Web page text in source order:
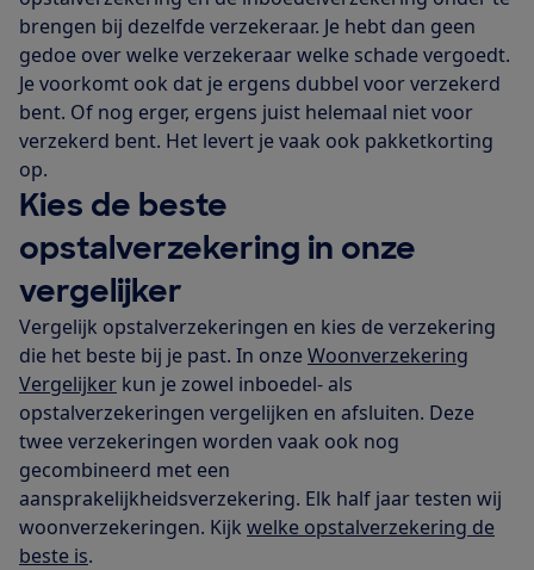
brengen bij dezelfde verzekeraar. Je hebt dan geen
gedoe over welke verzekeraar welke schade vergoedt.
Je voorkomt ook dat je ergens dubbel voor verzekerd
bent. Of nog erger, ergens juist helemaal niet voor
verzekerd bent. Het levert je vaak ook pakketkorting
op.
Kies de beste
opstalverzekering in onze
vergelijker
Vergelijk opstalverzekeringen en kies de verzekering
die het beste bij je past. In onzeWoonverzekering
Vergelijker kun je zowel inboedel- als
opstalverzekeringen vergelijken en afsluiten. Deze
twee verzekeringen worden vaak ook nog
gecombineerd met een
aansprakelijkheidsverzekering. Elk half jaar testen wij
woonverzekeringen. Kijk welke opstalverzekering de
beste is.